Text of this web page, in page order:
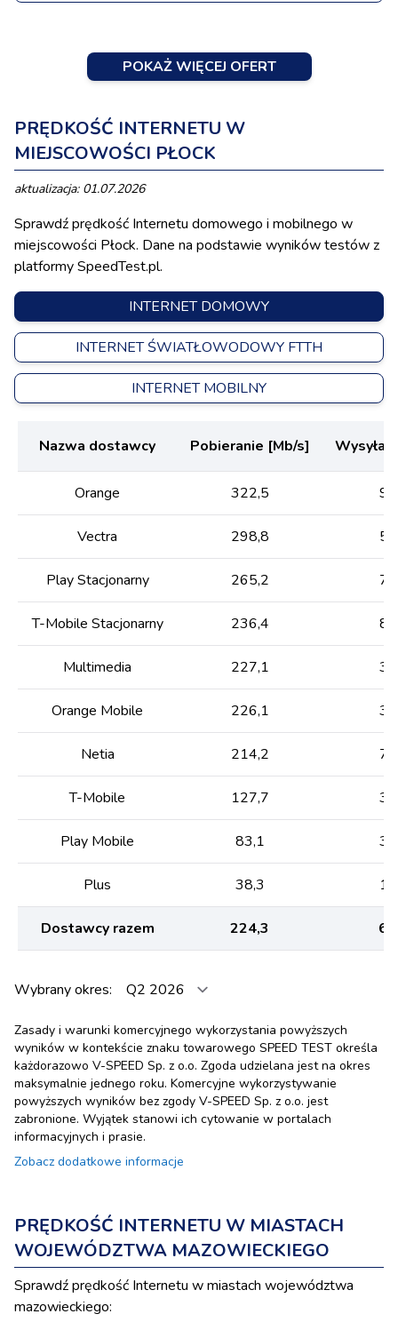
POKAŻ WIĘCEJ OFERT
PRĘDKOŚĆ INTERNETU W
MIEJSCOWOŚCI PŁOCK
aktualizacja: 01.07.2026
Sprawdź prędkość Internetu domowego i mobilnego w
miejscowości Płock. Dane na podstawie wyników testów z
platformy SpeedTest.pl.
INTERNET DOMOWY
INTERNET ŚWIATŁOWODOWY FTTH
INTERNET MOBILNY
Nazwa dostawcy Pobieranie [Mb/s]
Orange 322,5
Vectra 298,8
Play Stacjonarny 265,2
T-Mobile Stacjonarny 236,4
Multimedia 227,1
Orange Mobile 226,1
Netia 214,2
T-Mobile 127,7
Play Mobile 83,1
Plus 38,3
Dostawcy razem 224,3
Wybrany okres:
Zasady i warunki komercyjnego wykorzystania powyższych
wyników w kontekście znaku towarowego SPEED TEST określa
każdorazowo V-SPEED Sp. z o.o. Zgoda udzielana jest na okres
maksymalnie jednego roku. Komercyjne wykorzystywanie
powyższych wyników bez zgody V-SPEED Sp. z o.o. jest
zabronione. Wyjątek stanowi ich cytowanie w portalach
informacyjnych i prasie.
Zobacz dodatkowe informacje
PRĘDKOŚĆ INTERNETU W MIASTACH
WOJEWÓDZTWA MAZOWIECKIEGO
Sprawdź prędkość Internetu w miastach województwa
mazowieckiego: